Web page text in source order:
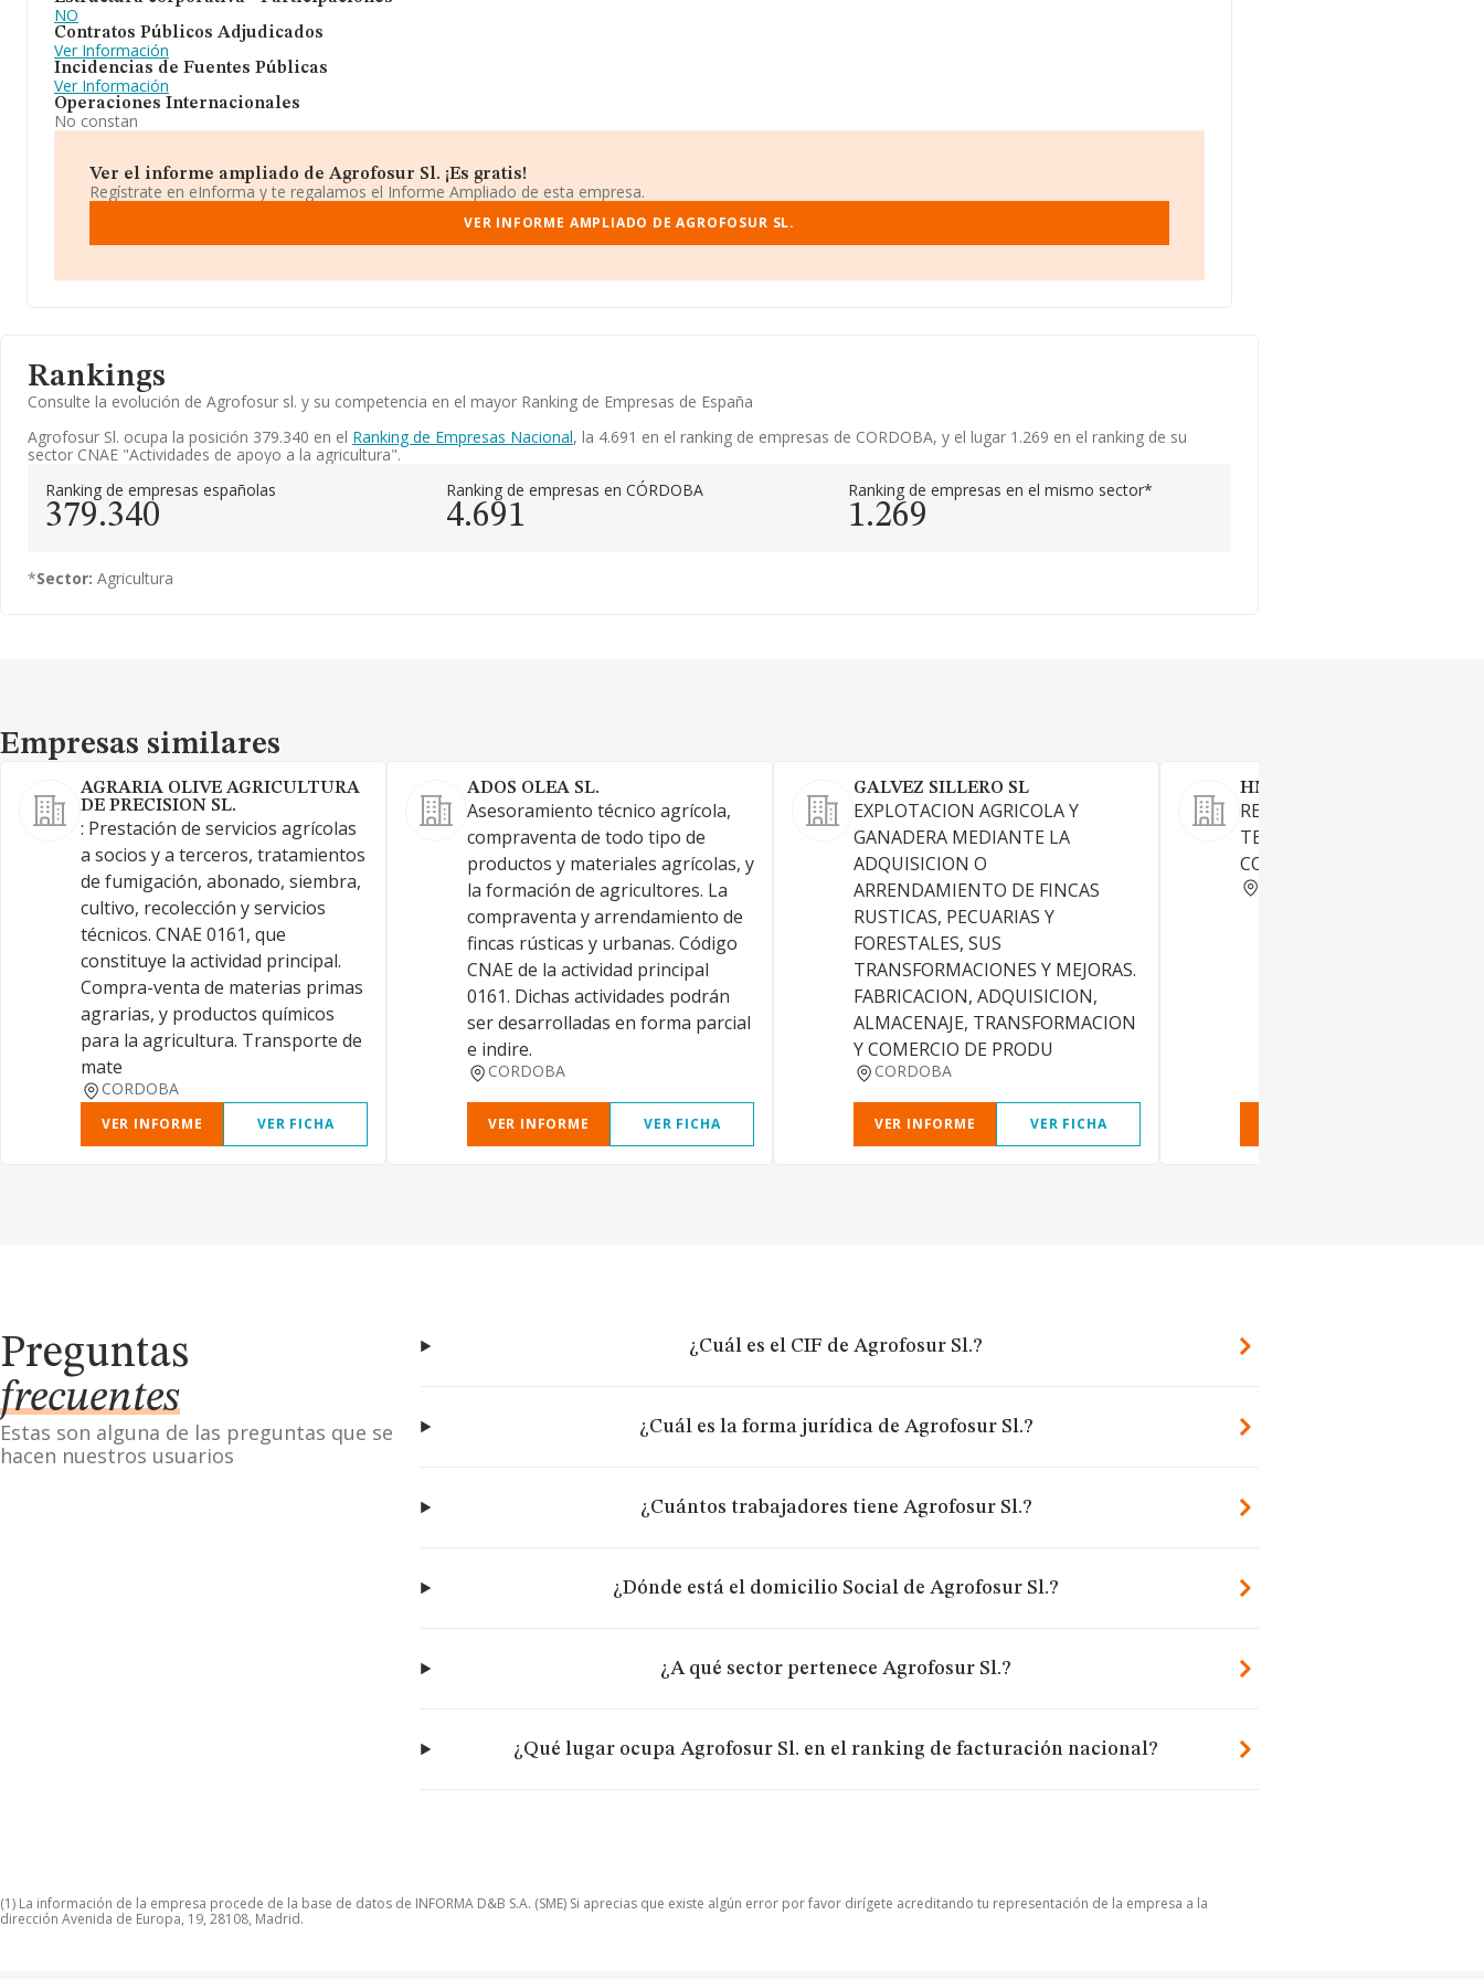
NO
Contratos Públicos Adjudicados
Ver Información
Incidencias de Fuentes Públicas
Ver Información
Operaciones Internacionales
No constan
Ver el informe ampliado de Agrofosur Sl. ¡Es gratis!
Regístrate en eInforma y te regalamos el Informe Ampliado de esta empresa.
VER INFORME AMPLIADO DE AGROFOSUR SL.
Rankings
Consulte la evolución de Agrofosur sl. y su competencia en el mayor Ranking de Empresas de España
Agrofosur Sl. ocupa la posición 379.340 en el Ranking de Empresas Nacional, la 4.691 en el ranking de empresas de CORDOBA, y el lugar 1.269 en el ranking de su
sector CNAE "Actividades de apoyo a la agricultura".
Ranking de empresas españolas
379.340
Ranking de empresas en CÓRDOBA
4.691
Ranking de empresas en el mismo sector*
1.269
*Sector: Agricultura
Empresas similares
Empresas similares
AGRARIA OLIVE AGRICULTURA
DE PRECISION SL.
: Prestación de servicios agrícolas
a socios y a terceros, tratamientos
de fumigación, abonado, siembra,
cultivo, recolección y servicios
técnicos. CNAE 0161, que
constituye la actividad principal.
Compra-venta de materias primas
agrarias, y productos químicos
para la agricultura. Transporte de
mate
CORDOBA
VER INFORME VER FICHA
ADOS OLEA SL.
Asesoramiento técnico agrícola,
compraventa de todo tipo de
productos y materiales agrícolas, y
la formación de agricultores. La
compraventa y arrendamiento de
fincas rústicas y urbanas. Código
CNAE de la actividad principal
0161. Dichas actividades podrán
ser desarrolladas en forma parcial
e indire.
CORDOBA
VER INFORME VER FICHA
GALVEZ SILLERO SL
EXPLOTACION AGRICOLA Y
GANADERA MEDIANTE LA
ADQUISICION O
ARRENDAMIENTO DE FINCAS
RUSTICAS, PECUARIAS Y
FORESTALES, SUS
TRANSFORMACIONES Y MEJORAS.
FABRICACION, ADQUISICION,
ALMACENAJE, TRANSFORMACION
Y COMERCIO DE PRODU
CORDOBA
VER INFORME VER FICHA
HNOS CAMARA CRESPO SL
REALIZACION DE TRABAJOS
TERCEROS CON MAQUINAS
COSECHADORAS.
Preguntas
frecuentes
Estas son alguna de las preguntas que se
hacen nuestros usuarios
¿Cuál es el CIF de Agrofosur Sl.?
¿Cuál es la forma jurídica de Agrofosur Sl.?
¿Cuántos trabajadores tiene Agrofosur Sl.?
¿Dónde está el domicilio Social de Agrofosur Sl.?
¿A qué sector pertenece Agrofosur Sl.?
¿Qué lugar ocupa Agrofosur Sl. en el ranking de facturación nacional?
(1) La información de la empresa procede de la base de datos de INFORMA D&B S.A. (SME) Si aprecias que existe algún error por favor dirígete acreditando tu representación de la empresa a la
dirección Avenida de Europa, 19, 28108, Madrid.